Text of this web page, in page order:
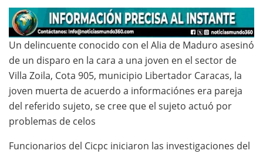
Un delincuente conocido con el Alia de Maduro asesinó
de un disparo en la cara a una joven en el sector de
Villa Zoila, Cota 905, municipio Libertador Caracas, la
joven muerta de acuerdo a informaciónes era pareja
del referido sujeto, se cree que el sujeto actuó por
problemas de celos
Funcionarios del Cicpc iniciaron las investigaciones del